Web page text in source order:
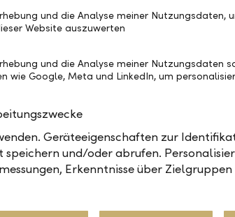
Investitionsprogramm auf die
sowie den Cashflow, um dieses
weisen dabei eine sehr
Berichte Märkte
und die Analyse meiner Nutzungsdaten,
Website auszuwerten
und die Analyse meiner Nutzungsdaten
Google, Meta und LinkedIn, um
Geräteeigenschaften zur
und/oder abrufen.
Erkenntnisse über Zielgruppen